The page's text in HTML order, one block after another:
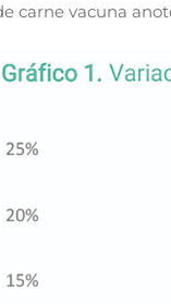
carne vacuna